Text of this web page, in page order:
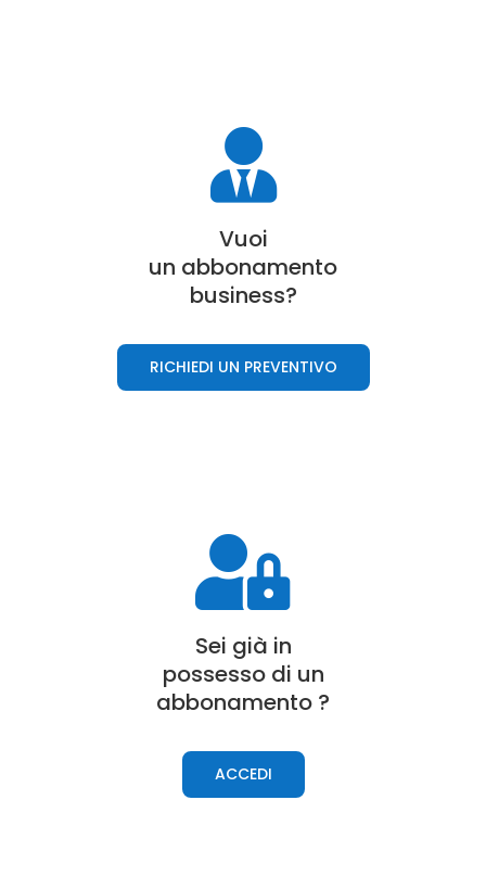

Vuoi
un abbonamento
business?
RICHIEDI UN PREVENTIVO

Sei già in
possesso di un
abbonamento ?
ACCEDI